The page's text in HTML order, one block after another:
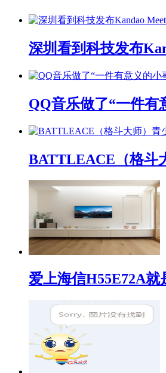
深圳看到科技发布
QQ音乐做了“一件有
BATTLEACE（格斗
爱上海信H55E72A就